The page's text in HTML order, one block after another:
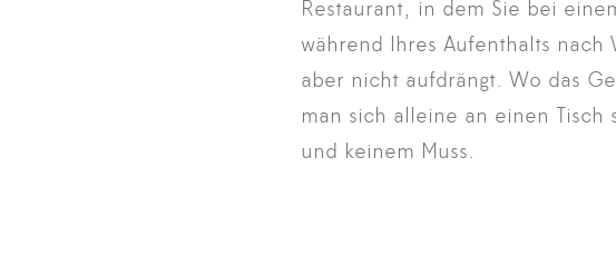
Restaurant, in dem Sie bei
während Ihres Aufenthalts
aber nicht aufdrängt. Wo das
man sich alleine an einen
und keinem Muss.